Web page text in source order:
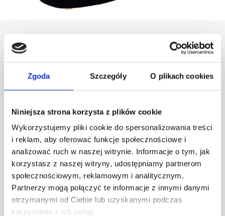
Zgoda Szczegóły O plikach cookies
Niniejsza strona korzysta z plików cookie
Wykorzystujemy pliki cookie do spersonalizowania treści
i reklam, aby oferować funkcje społecznościowe i
analizować ruch w naszej witrynie. Informacje o tym, jak
korzystasz z naszej witryny, udostępniamy partnerom
społecznościowym, reklamowym i analitycznym.
Partnerzy mogą połączyć te informacje z innymi danymi
otrzymanymi od Ciebie lub uzyskanymi podczas
korzystania z ich usług.
Projektant
Zieta Studio